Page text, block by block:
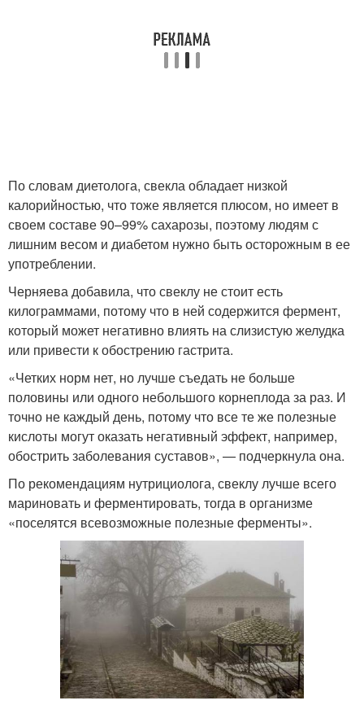
По словам диетолога, свекла обладает низкой
калорийностью, что тоже является плюсом, но имеет в
своем составе 90–99% сахарозы, поэтому людям с
лишним весом и диабетом нужно быть осторожным в ее
употреблении.
Черняева добавила, что свеклу не стоит есть
килограммами, потому что в ней содержится фермент,
который может негативно влиять на слизистую желудка
или привести к обострению гастрита.
«Четких норм нет, но лучше съедать не больше
половины или одного небольшого корнеплода за раз. И
точно не каждый день, потому что все те же полезные
кислоты могут оказать негативный эффект, например,
обострить заболевания суставов», — подчеркнула она.
По рекомендациям нутрициолога, свеклу лучше всего
мариновать и ферментировать, тогда в организме
«поселятся всевозможные полезные ферменты».